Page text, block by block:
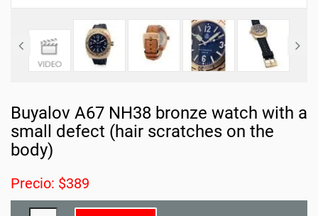
Buyalov A67 NH38 bronze watch with a
small defect (hair scratches on the
body)
Precio: $389